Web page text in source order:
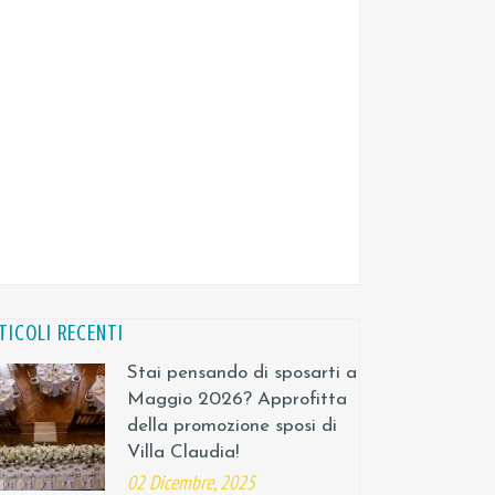
RECENTI
Stai pensando di sposarti a
Maggio 2026? Approfitta
della promozione sposi di
Villa Claudia!
02 Dicembre, 2025